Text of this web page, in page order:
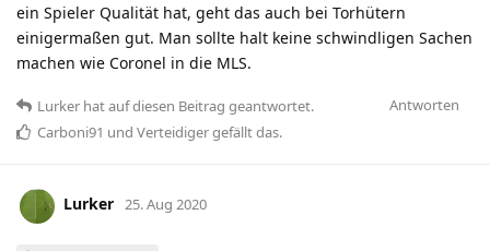
ein Spieler Qualität hat, geht das auch bei Torhütern
einigermaßen gut. Man sollte halt keine schwindligen Sachen
machen wie Coronel in die MLS.
Antworten
Lurker hatauf diesen Beitrag geantwortet.
Carboni91 und Verteidigergefällt das.
Lurker 25. Aug 2020